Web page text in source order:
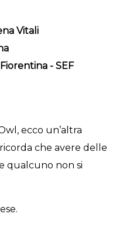
Vitali
- SEF
ecco un’altra
che avere delle
qualcuno non si